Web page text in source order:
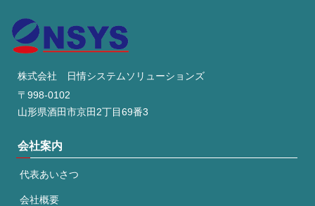
株式会社 日情システムソリューションズ
〒998-0102
山形県酒田市京田2丁目69番3
会社案内
代表あいさつ
会社概要